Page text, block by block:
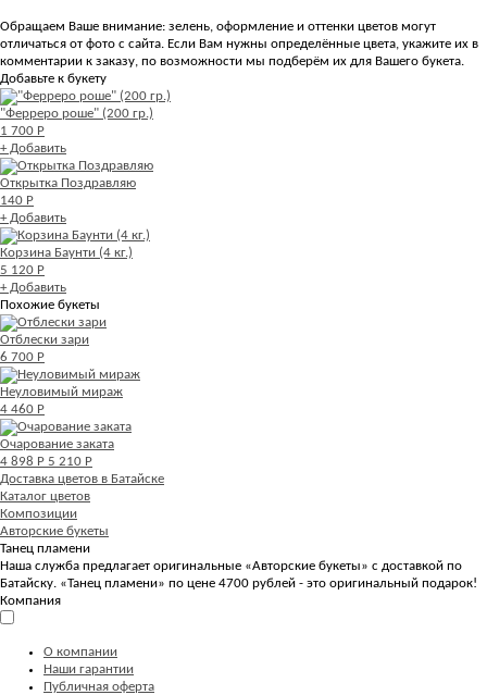
Обращаем Ваше внимание: зелень, оформление и оттенки цветов могут
отличаться от фото с сайта. Если Вам нужны определённые цвета, укажите их в
комментарии к заказу, по возможности мы подберём их для Вашего букета.
Добавьте к букету
"Ферреро роше" (200 гр.)
1 700 Р
+ Добавить
Открытка Поздравляю
140 Р
+ Добавить
Корзина Баунти (4 кг.)
5 120 Р
+ Добавить
Похожие букеты
Отблески зари
6 700 Р
Неуловимый мираж
4 460 Р
Очарование заката
4 898 Р 5 210 Р
Доставка цветов в Батайске
Каталог цветов
Композиции
Авторские букеты
Танец пламени
Наша служба предлагает оригинальные «Авторские букеты» с доставкой по
Батайску. «Танец пламени» по цене 4700 рублей - это оригинальный подарок!
Компания
О компании
Наши гарантии
Публичная оферта